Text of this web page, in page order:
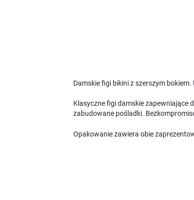
Damskie figi bikini z szerszym
Klasyczne figi damskie zapewniające
zabudowane pośladki.
Opakowanie zawiera obie